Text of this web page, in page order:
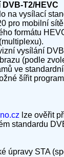
T2/HEVC
na vysílací
pro mobilní
formátu
vysílání
(podle
ve
šířit
lze ověřit
standardu
úpravy STA